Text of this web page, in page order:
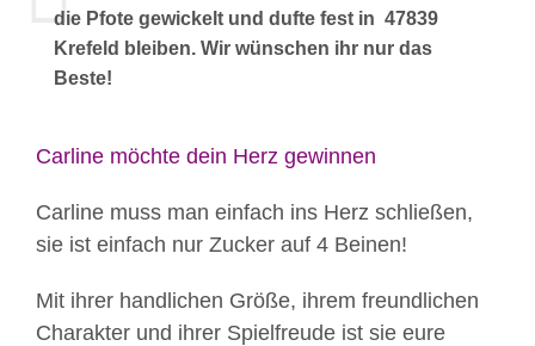
die Pfote gewickelt und dufte fest in 47839
Krefeld bleiben. Wir wünschen ihr nur das
Beste!
Carline möchte dein Herz gewinnen
Carline muss man einfach ins Herz schließen,
sie ist einfach nur Zucker auf 4 Beinen!
Mit ihrer handlichen Größe, ihrem freundlichen
Charakter und ihrer Spielfreude ist sie eure